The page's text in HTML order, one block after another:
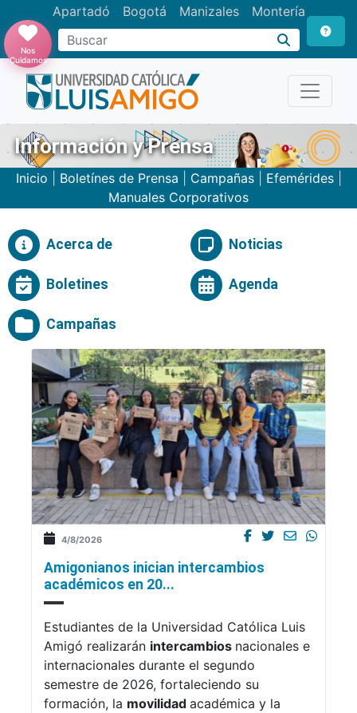
Apartadó Bogotá Manizales Montería
Buscar
Nos
Cuidamos
Información y Prensa
Inicio Boletínes de Prensa Campañas Efemérides
Manuales Corporativos
Acerca de Noticias
Boletines Agenda
Campañas
4/8/2026
Amigonianos inician intercambios
académicos en 20...
Estudiantes de la Universidad Católica Luis
Amigó realizarán intercambios nacionales e
internacionales durante el segundo
semestre de 2026, fortaleciendo su
formación, la movilidad académica y la